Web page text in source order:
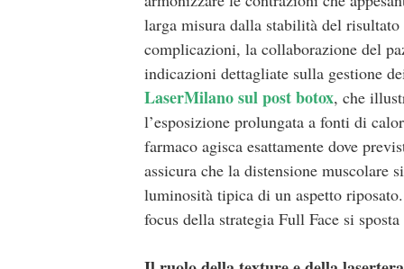
larga misura dalla stabilità del
complicazioni, la collaborazione del
indicazioni dettagliate sulla gestione
LaserMilano sul post botox, che
l’esposizione prolungata a fonti di
farmaco agisca esattamente dove
assicura che la distensione muscolare
luminosità tipica di un aspetto
focus della strategia Full Face si